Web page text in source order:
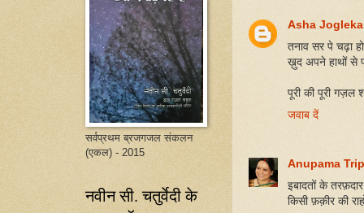
Asha
तनाव सर पे चढ़ा
ख़ुद अपने हाथों से
पूरी की पूरी गज़ल
जवाब दें
Anupama
इबादतों के
किसी फ़क़ीर की
सर्वप्रथम ब्रजगजल संकलन
(एकल) - 2015
नवीन सी. चतुर्वेदी के